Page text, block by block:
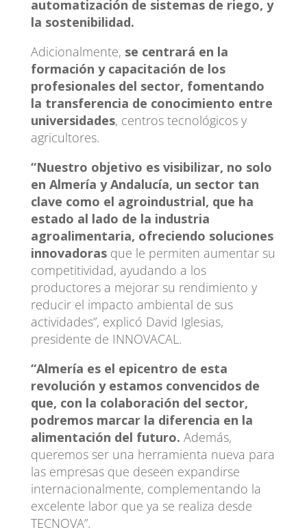
automatización de sistemas de riego, y
la sostenibilidad.
Adicionalmente, se centrará en la
formación y capacitación de los
profesionales del sector, fomentando
la transferencia de conocimiento entre
universidades, centros tecnológicos y
agricultores.
“Nuestro objetivo es visibilizar, no solo
en Almería y Andalucía, un sector tan
clave como el agroindustrial, que ha
estado al lado de la industria
agroalimentaria, ofreciendo soluciones
innovadorasque le permiten aumentar su
competitividad, ayudando a los
productores a mejorar su rendimiento y
reducir el impacto ambiental de sus
actividades”, explicó David Iglesias,
presidente de INNOVACAL.
“Almería es el epicentro de esta
revolución y estamos convencidos de
que, con la colaboración del sector,
podremos marcar la diferencia en la
alimentación del futuro. Además,
queremos ser una herramienta nueva para
las empresas que deseen expandirse
internacionalmente, complementando la
excelente labor que ya se realiza desde
TECNOVA”.